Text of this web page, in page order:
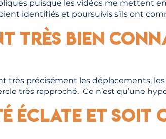
puisque les vidéos me mettent
identifiés et poursuivis s’ils ont
très bien
très précisément les déplacements,
très rapproché. Ce n’est qu’une
éclate et soit